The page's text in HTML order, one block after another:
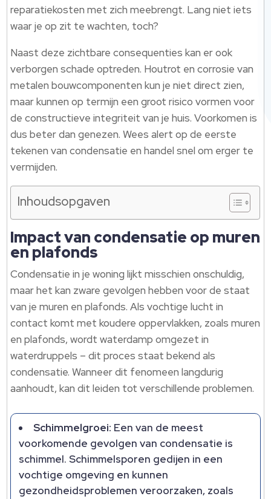
reparatiekosten met zich meebrengt. Lang niet iets
waar je op zit te wachten, toch?
Naast deze zichtbare consequenties kan er ook
verborgen schade optreden. Houtrot en corrosie van
metalen bouwcomponenten kun je niet direct zien,
maar kunnen op termijn een groot risico vormen voor
de constructieve integriteit van je huis. Voorkomen is
dus beter dan genezen. Wees alert op de eerste
tekenen van condensatie en handel snel om erger te
vermijden.
Inhoudsopgaven
Impact van condensatie op muren
en plafonds
Condensatie in je woning lijkt misschien onschuldig,
maar het kan zware gevolgen hebben voor de staat
van je muren en plafonds. Als vochtige lucht in
contact komt met koudere oppervlakken, zoals muren
en plafonds, wordt waterdamp omgezet in
waterdruppels – dit proces staat bekend als
condensatie. Wanneer dit fenomeen langdurig
aanhoudt, kan dit leiden tot verschillende problemen.
Schimmelgroei: Een van de meest
voorkomende gevolgen van condensatie is
schimmel. Schimmelsporen gedijen in een
vochtige omgeving en kunnen
gezondheidsproblemen veroorzaken, zoals